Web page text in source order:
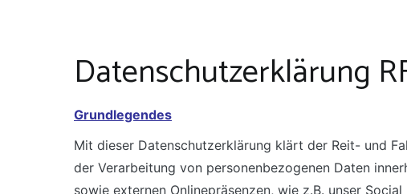
Datenschutzerklärung
Grundlegendes
Mit dieser Datenschutzerklärung klärt der Reit- und
der Verarbeitung von personenbezogenen Daten
sowie externen Onlinepräsenzen, wie z.B. unser